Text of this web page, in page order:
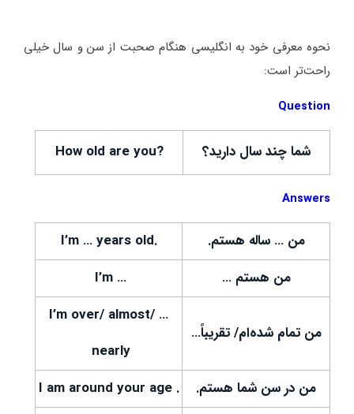
نحوه معرفی خود به انگلیسی هنگام صحبت از سن و سال خیلی
راحت‌تر است:
Question
شما چند سال دارید؟ ?How old are you
Answers
من … ساله هستم.
.I’m … years old
من هستم …
… I’m
من تمام شده‌ام/ تقریباً…
… I’m over/ almost/
nearly
من در سن شما هستم.
. I am around your age